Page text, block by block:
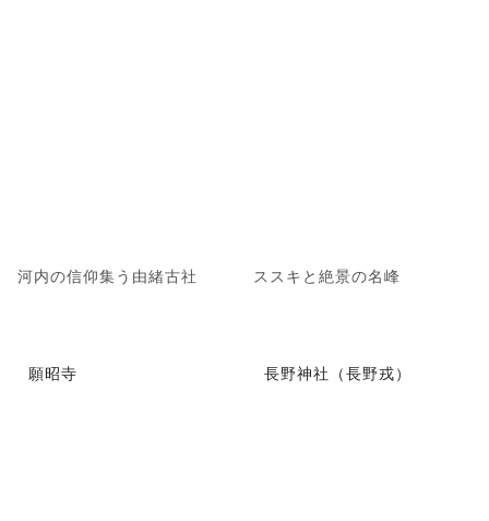
河内の信仰集う由緒古社 ススキと絶景の名峰
願昭寺 長野神社（長野戎）